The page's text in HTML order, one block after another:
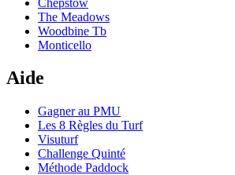
The Meadows
Woodbine Tb
Monticello
Aide
Gagner au PMU
Les 8 Règles du Turf
Visuturf
Challenge Quinté
Méthode Paddock